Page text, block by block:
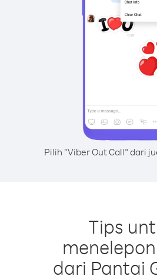
Pilih “Viber Out Call” dari
Tips
dari Pantai